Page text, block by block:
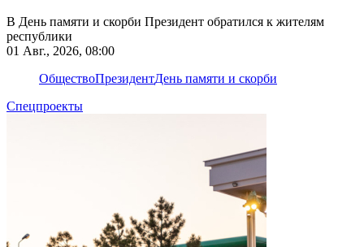
В День памяти и скорби Президент обратился к жителям
республики
01 Авг., 2026, 08:00
ОбществоПрезидентДень памяти и скорби
Спецпроекты